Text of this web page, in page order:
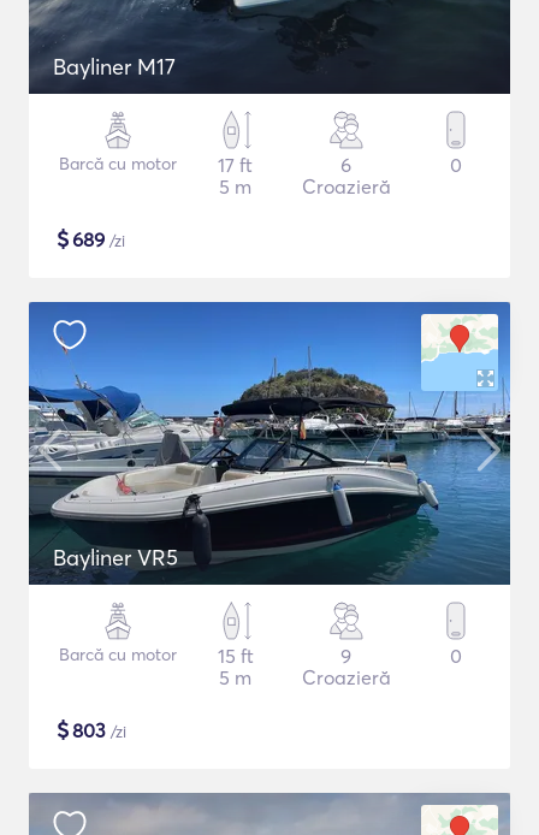
Bayliner M17
Barcă cu motor
17 ft
5 m
6
Croazieră
0
$689 /zi
Bayliner VR5
Barcă cu motor
15 ft
5 m
9
Croazieră
0
$803 /zi